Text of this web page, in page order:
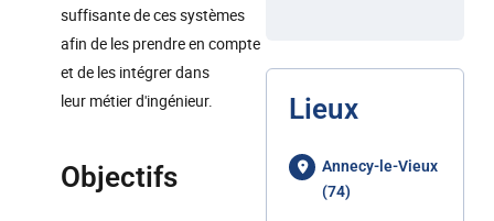
suffisante de ces systèmes
afin de les prendre en compte
et de les intégrer dans
leur métier d'ingénieur.
Objectifs
Lieux
Annecy-le-Vieux
(74)